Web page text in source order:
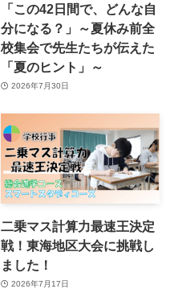
「この42日間で、どんな自
分になる？」～夏休み前全
校集会で先生たちが伝えた
「夏のヒント」～
2026年7月30日
二乗マス計算力最速王決定
戦！東海地区大会に挑戦し
ました！
2026年7月17日